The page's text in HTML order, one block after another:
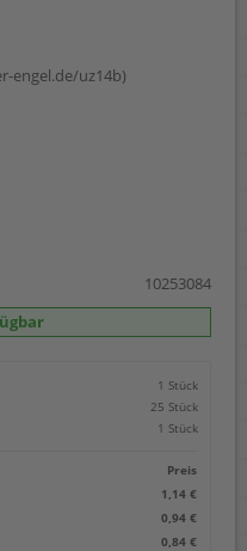
engel.de/uz14b)
10253084
1 Stück
25 Stück
1 Stück
Preis
1,14 €
0,94 €
0,84 €